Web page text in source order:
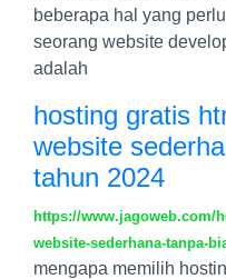
beberapa hal yang
seorang website
adalah
hosting gratis
website
tahun 2024
https://www.jagoweb.com/
website-sederhana-tanpa-
mengapa memilih